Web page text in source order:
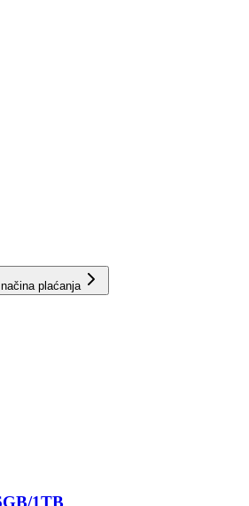
plaćanja
1TB